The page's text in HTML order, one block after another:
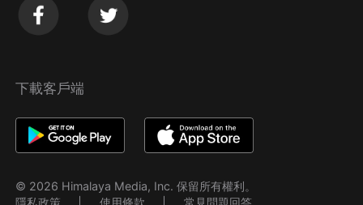
下載客戶端
© 2026 Himalaya Media, Inc. 保留所有權利。
隱私政策
使用條款 常見問題回答